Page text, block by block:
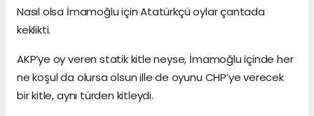
Nasıl olsa İmamoğlu için Atatürkçü oylar çantada
keklikti.
AKP’ye oy veren statik kitle neyse, İmamoğlu içinde her
ne koşul da olursa olsun ille de oyunu CHP’ye verecek
bir kitle, aynı türden kitleydi.